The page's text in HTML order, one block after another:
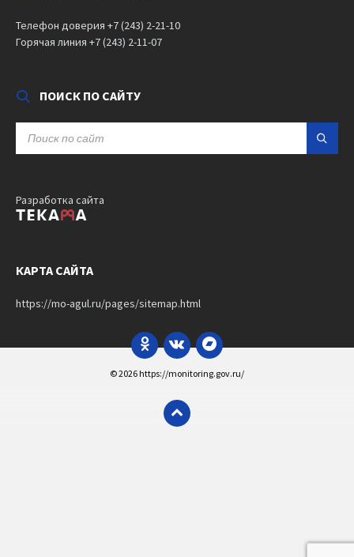
Телефон доверия +7 (243) 2-21-10
Горячая линия +7 (243) 2-11-07
ПОИСК ПО САЙТУ
Разработка сайта
КАРТА САЙТА
https://mo-agul.ru/pages/sitemap.html
Odnoklassniki
VK Bandcamp
© 2026 https://monitoring.gov.ru/